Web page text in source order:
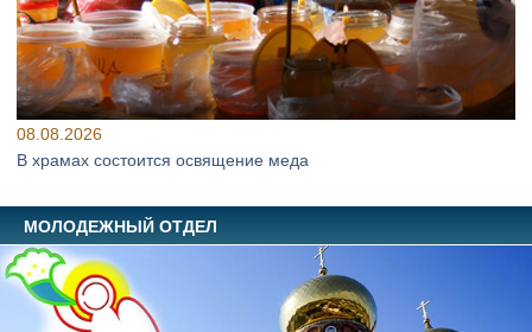
08.08.2026
В храмах состоится освящение меда
МОЛОДЕЖНЫЙ ОТДЕЛ